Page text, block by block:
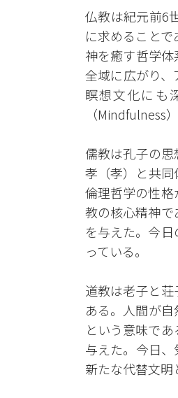
仏教は紀元前6
に求めること
神を癒す哲学
全域に広がり、
瞑想文化にも
（Mindfulness
儒教は孔子の思
孝（孝）と共
倫理哲学の性
教の核心精神
を与えた。今
っている。
道教は老子と
ある。人間が
という意味で
与えた。今日
新たな代替文明